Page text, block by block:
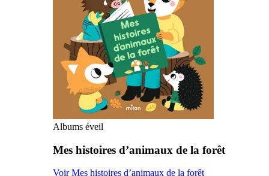
Albums éveil
Mes histoires d’animaux de la forêt
Voir Mes histoires d’animaux de la forêt